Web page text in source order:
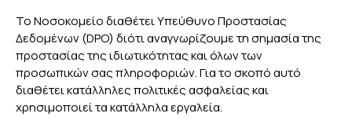
Το Νοσοκομείο διαθέτει Υπεύθυνο Προστασίας
Δεδομένων (DPO) διότι αναγνωρίζουμε τη σημασία της
προστασίας της ιδιωτικότητας και όλων των
προσωπικών σας πληροφοριών. Για το σκοπό αυτό
διαθέτει κατάλληλες πολιτικές ασφαλείας και
χρησιμοποιεί τα κατάλληλα εργαλεία.